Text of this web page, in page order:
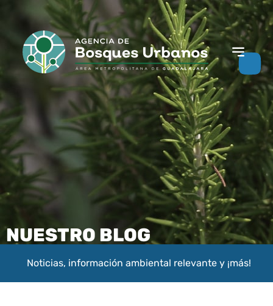
NUESTRO BLOG
Noticias, información ambiental relevante y ¡más!